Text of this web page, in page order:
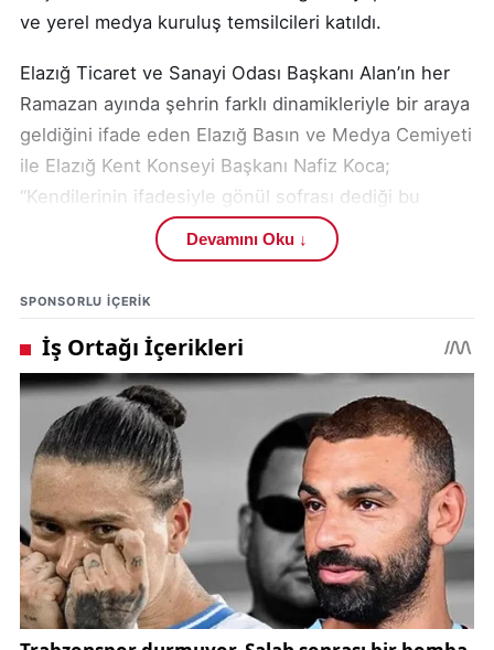
ve yerel medya kuruluş temsilcileri katıldı.
Elazığ Ticaret ve Sanayi Odası Başkanı Alan’ın her
Ramazan ayında şehrin farklı dinamikleriyle bir araya
geldiğini ifade eden Elazığ Basın ve Medya Cemiyeti
ile Elazığ Kent Konseyi Başkanı Nafiz Koca;
“Kendilerinin ifadesiyle gönül sofrası dediği bu
sofrada, hem şehrin sorunlarına dair istişarelerde
bulunuyoruz hem de şehrin dinamikleriyle
kaynaşmanın, dayanışmanın örneğini sergileme
fırsatı yakalamış oluyoruz. Bu bağlamda ben sayın
başkanımıza çok çok teşekkür ediyorum.” dedi.
"Ciddi emek sarf ettiler"
Elazığ Ticaret ve Sanayi Odası Başkanı İdris Alan’ın
şehrin ihtiyaçlarına ve sorunlarına karşı gösterdiği
duyarlılığın altını çizen Koca, konuşmasını şöyle
sürdürdü: “Sayın başkanımız göreve başladığı
günden itibaren şehrin en küçük sorunundan en
büyük problemlerine kadar bizzat inisiyatif alıp bu
problemlerin çözümü için gerek kendi
Devamını Oku ↓
SPONSORLU IÇERIK